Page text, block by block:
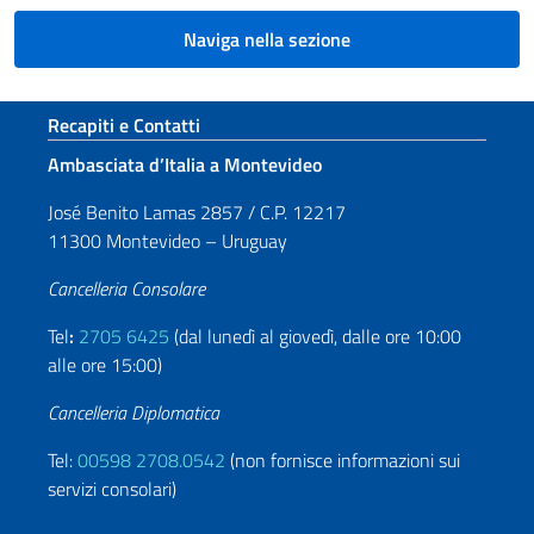
Naviga nella sezione
Sezione footer
Recapiti e Contatti
Ambasciata d’Italia a Montevideo
José Benito Lamas 2857 / C.P. 12217
11300 Montevideo – Uruguay
Cancelleria Consolare
Tel: 2705 6425 (dal lunedì al giovedì, dalle ore 10:00
alle ore 15:00)
Cancelleria Diplomatica
Tel:00598 2708.0542 (non fornisce informazioni sui
servizi consolari)